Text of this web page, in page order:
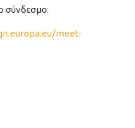
σύνδεσμο:
meet-